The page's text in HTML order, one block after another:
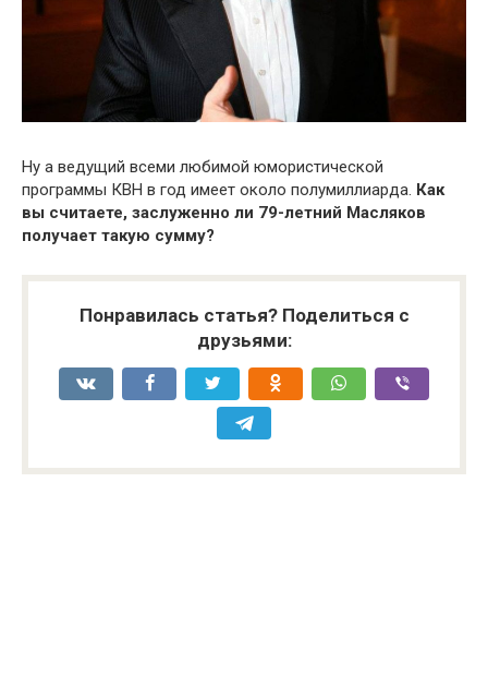
Ну а ведущий всеми любимой юмористической
программы КВН в год имеет около полумиллиарда. Как
вы считаете, заслуженно ли 79-летний Масляков
получает такую сумму?
Понравилась статья? Поделиться с
друзьями: